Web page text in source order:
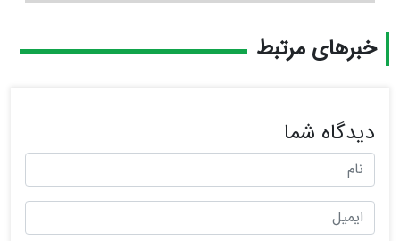
خبرهای مرتبط
دیدگاه شما